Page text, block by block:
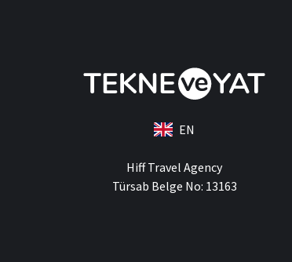
EN
Hiff Travel Agency
Türsab Belge No: 13163